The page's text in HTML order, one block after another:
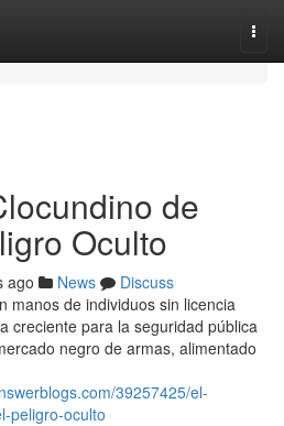
de
Oculto
ago News
Discuss
manos de individuos sin licencia
creciente para la seguridad pública
negro de armas, alimentado
39257425/el-
peligro-oculto